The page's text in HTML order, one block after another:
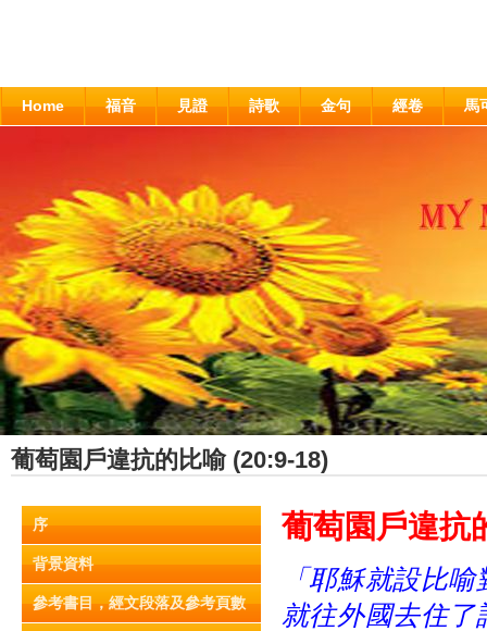
Home 福音 見證 詩歌 金句 經卷 馬
葡萄園戶違抗的比喻 (20:9-18)
序
背景資料
參考書目，經文段落及參考頁數
葡萄園 戶違抗
「耶穌就設比
就往外國去住了